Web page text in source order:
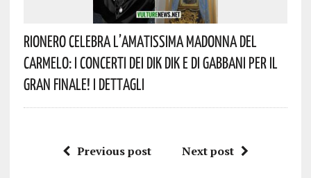
Rionero Celebra L’amatissima Madonna Del
Carmelo: I Concerti Dei DIK DIK E Di Gabbani Per Il
Gran Finale! I Dettagli
Previous post Next post